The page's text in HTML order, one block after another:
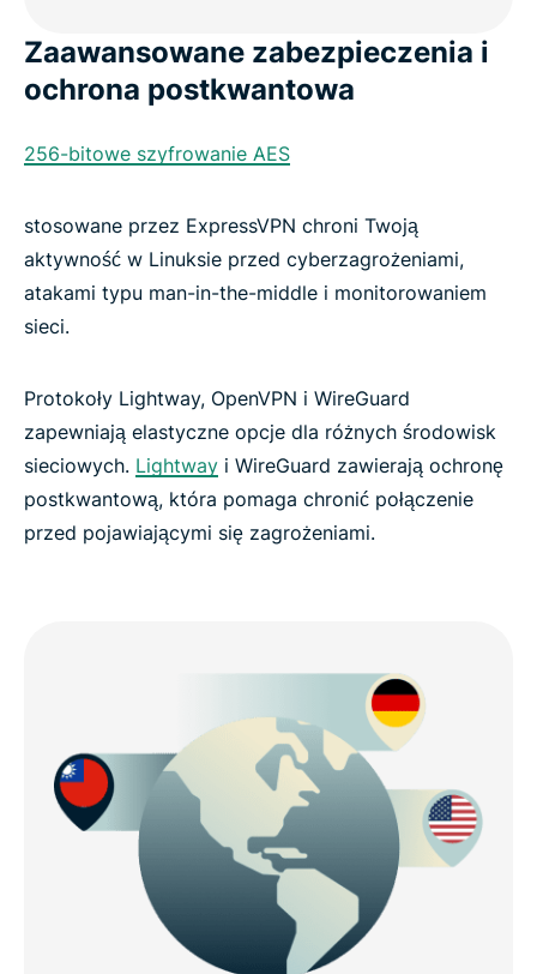
Zaawansowane zabezpieczenia i
ochrona postkwantowa
256-bitowe szyfrowanie AES
stosowane przez ExpressVPN chroni Twoją
aktywność w Linuksie przed cyberzagrożeniami,
atakami typu man-in-the-middle i monitorowaniem
sieci.
Protokoły Lightway, OpenVPN i WireGuard
zapewniają elastyczne opcje dla różnych środowisk
sieciowych. Lightway i WireGuard zawierają ochronę
postkwantową, która pomaga chronić połączenie
przed pojawiającymi się zagrożeniami.